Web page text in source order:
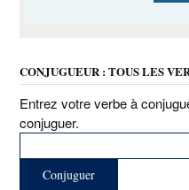
CONJUGUEUR : TOUS LES
Entrez votre verbe à
conjuguer.